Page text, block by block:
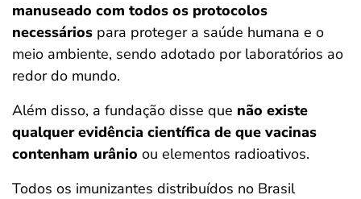
manuseado com todos os protocolos
necessários para proteger a saúde humana e o
meio ambiente, sendo adotado por laboratórios ao
redor do mundo.
Além disso, a fundação disse que não existe
qualquer evidência científica de que vacinas
contenham urânio ou elementos radioativos.
Todos os imunizantes distribuídos no Brasil